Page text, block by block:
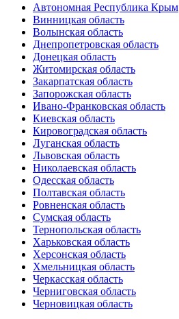
Автономная Республика Крым
Винницкая область
Волынская область
Днепропетровская область
Донецкая область
Житомирская область
Закарпатская область
Запорожская область
Ивано-Франковская область
Киевская область
Кировоградская область
Луганская область
Львовская область
Николаевская область
Одесская область
Полтавская область
Ровненская область
Сумская область
Тернопольская область
Харьковская область
Херсонская область
Хмельницкая область
Черкасская область
Черниговская область
Черновицкая область